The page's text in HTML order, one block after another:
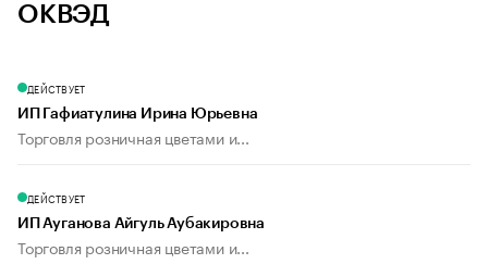
ОКВЭД
ДЕЙСТВУЕТ
ИП Гафиатулина Ирина Юрьевна
Торговля розничная цветами и...
ДЕЙСТВУЕТ
ИП Ауганова Айгуль Аубакировна
Торговля розничная цветами и...